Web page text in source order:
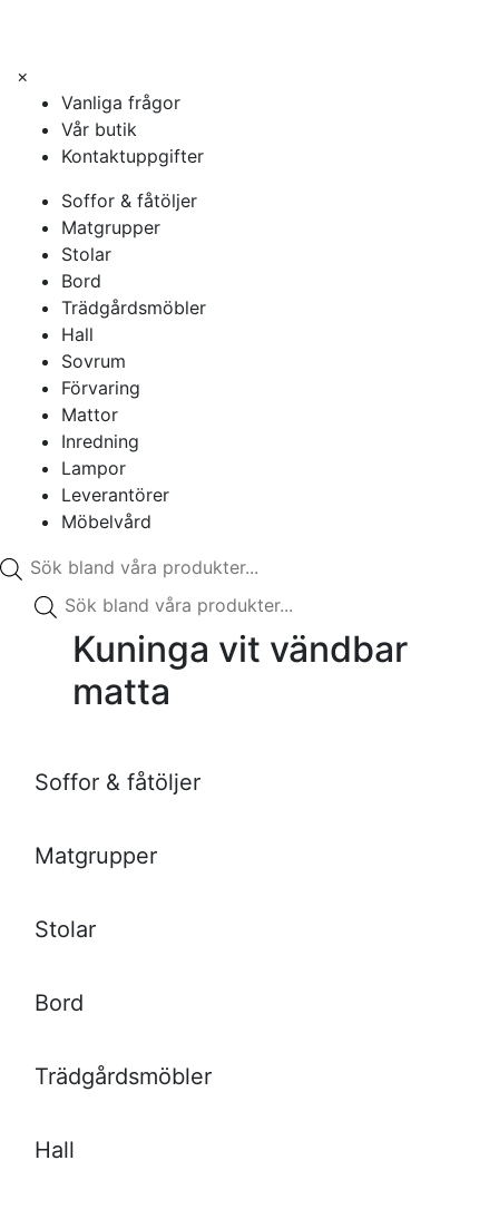
×
Vanliga frågor
Vår butik
Kontaktuppgifter
Soffor & fåtöljer
Matgrupper
Stolar
Bord
Trädgårdsmöbler
Hall
Sovrum
Förvaring
Mattor
Inredning
Lampor
Leverantörer
Möbelvård
Produktsökning
Produktsökning
Kuninga vit vändbar
matta
Soffor & fåtöljer
Matgrupper
Stolar
Bord
Trädgårdsmöbler
Hall